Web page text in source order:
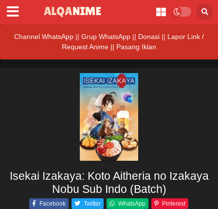
Channel WhatsApp || Grup WhatsApp || Donasi || Lapor Link /
Request Anime || Pasang Iklan
Isekai Izakaya: Koto Aitheria no Izakaya
Nobu Sub Indo (Batch)
Facebook Twitter WhatsApp Pinterest